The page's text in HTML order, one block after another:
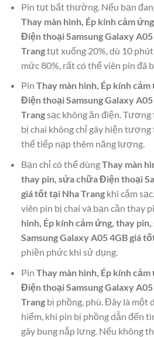
Pin tụt bất thường. Nếu bạn
Thay màn hình, Ép kính cảm
Điện thoại Samsung Galaxy
Trangtụt xuống 20%, dù 10
mức 80%, rất có thể viên pin đã
Pin Thay màn hình, Ép kính
Điện thoại Samsung Galaxy
Trangsạc không ăn điện.
bị chai không chỉ gây hiện tượng
thể tiếp nạp thêm năng lượng.
Bạn chỉ có thể dùngThay màn
thay pin, sửa chữa Điện thoại
giá tốt tại Nha Trangkhi cắm
viên pin bị chai và bạn cần thay
hình, Ép kính cảm ứng, thay
Samsung Galaxy A05 4GB giá
phiền phức khi sử dụng.
Pin Thay màn hình, Ép kính
Điện thoại Samsung Galaxy
Trangbị phồng, phù. Đây là một
hiểm, khi pin bị phồng dẫn đến
gây bung nắp lưng. Nếu không